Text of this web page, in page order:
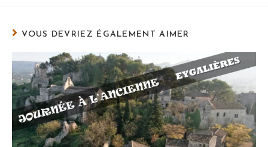
VOUS DEVRIEZ ÉGALEMENT AIMER